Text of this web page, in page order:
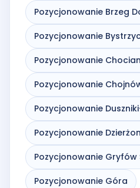
Pozycjonowanie Brzeg
Pozycjonowanie
Pozycjonowanie
Pozycjonowanie
Pozycjonowanie
Pozycjonowanie
Pozycjonowanie Gryfów
Pozycjonowanie Góra